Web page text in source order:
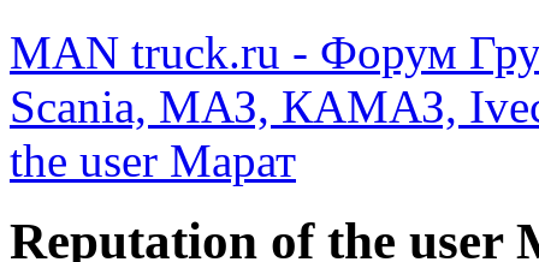
MAN truck.ru - Форум
Scania, МАЗ, КАМАЗ,
the user Марат
Reputation of the